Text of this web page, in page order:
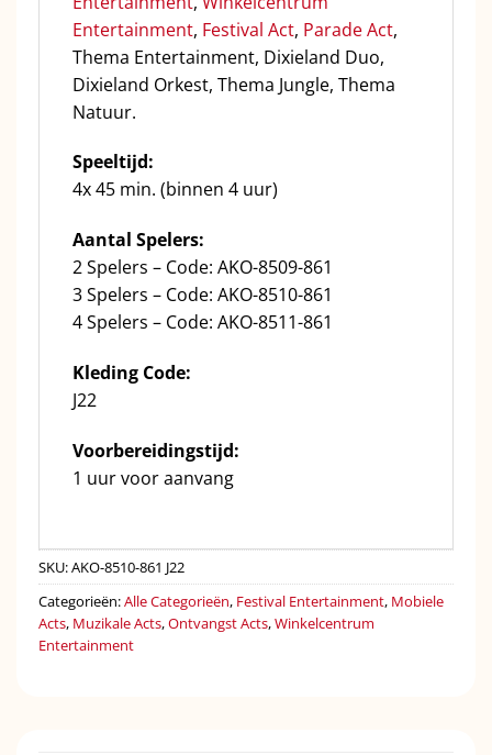
Entertainment, Festival Act, Parade Act,
Thema Entertainment, Dixieland Duo,
Dixieland Orkest, Thema Jungle, Thema
Natuur.
Speeltijd:
4x 45 min. (binnen 4 uur)
Aantal Spelers:
2 Spelers – Code: AKO-8509-861
3 Spelers – Code: AKO-8510-861
4 Spelers – Code: AKO-8511-861
Kleding Code:
J22
Voorbereidingstijd:
1 uur voor aanvang
SKU:AKO-8510-861 J22
Categorieën:Alle Categorieën, Festival Entertainment, Mobiele
Acts, Muzikale Acts,Ontvangst Acts,Winkelcentrum
Entertainment